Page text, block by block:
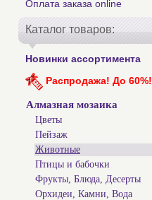
Оплата заказа online
Каталог товаров:
Новинки ассортимента
Распродажа! До 60%!
Алмазная мозаика
Цветы
Пейзаж
Животные
Птицы и бабочки
Фрукты, Блюда, Десерты
Орхидеи, Камни, Вода